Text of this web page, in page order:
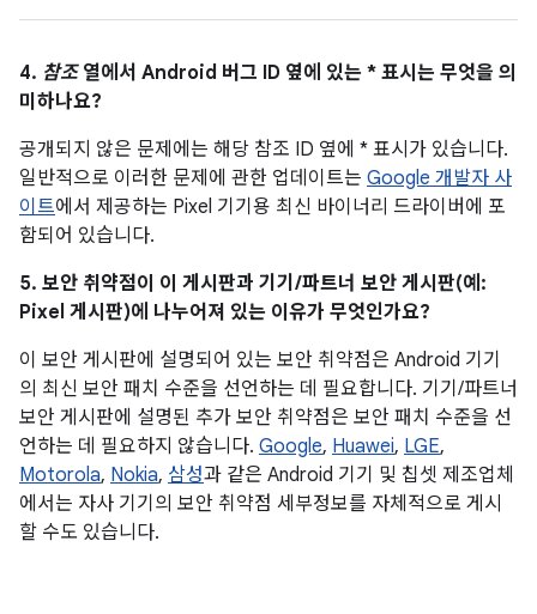
4. 참조열에서 Android 버그 ID 옆에 있는 * 표시는 무엇을 의
미하나요?
공개되지 않은 문제에는 해당 참조 ID 옆에 * 표시가 있습니다.
일반적으로 이러한 문제에 관한 업데이트는 Google 개발자 사
이트에서 제공하는 Pixel 기기용 최신 바이너리 드라이버에 포
함되어 있습니다.
5. 보안 취약점이 이 게시판과 기기/파트너 보안 게시판(예:
Pixel 게시판)에 나누어져 있는 이유가 무엇인가요?
이 보안 게시판에 설명되어 있는 보안 취약점은 Android 기기
의 최신 보안 패치 수준을 선언하는 데 필요합니다. 기기/파트너
보안 게시판에 설명된 추가 보안 취약점은 보안 패치 수준을 선
언하는 데 필요하지 않습니다. Google, Huawei, LGE,
Motorola, Nokia, 삼성과 같은 Android 기기 및 칩셋 제조업체
에서는 자사 기기의 보안 취약점 세부정보를 자체적으로 게시
할 수도 있습니다.